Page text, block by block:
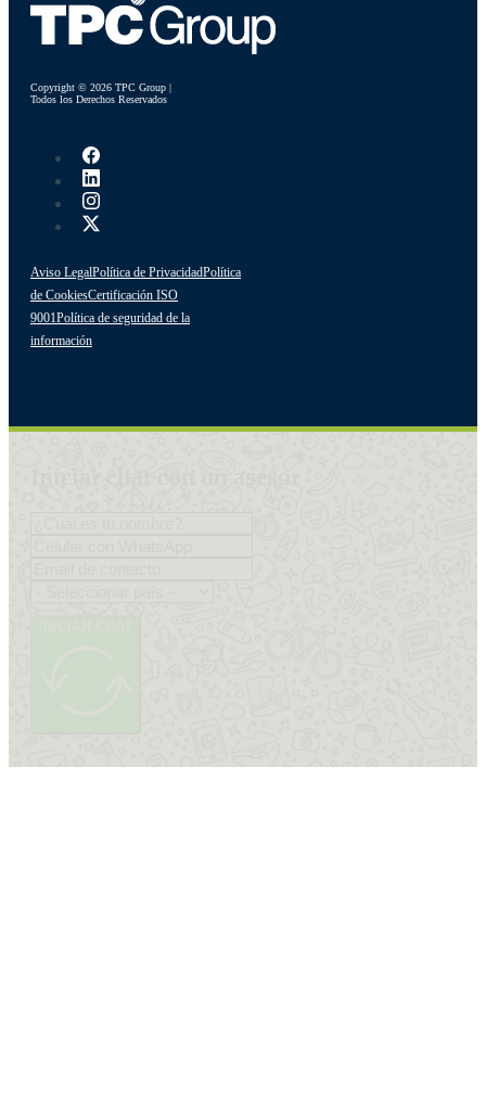
Copyright © 2026 TPC Group |
Todos los Derechos Reservados
Aviso LegalPolítica de PrivacidadPolítica
de CookiesCertificación ISO
9001Política de seguridad de la
información